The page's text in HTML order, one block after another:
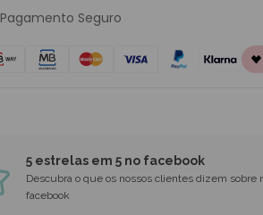
Pagamento Seguro
5 estrelas em 5 no facebook
Descubra o que os nossos clientes dizem sobre
facebook